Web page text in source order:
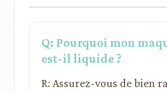
Q: Pourquoi mon
est-il liquide ?
R: Assurez-vous de bien